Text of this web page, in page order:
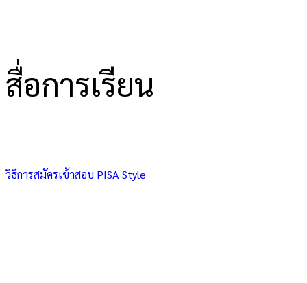
สื่อการเรียน
วิธีการสมัครเข้าสอบ PISA Style